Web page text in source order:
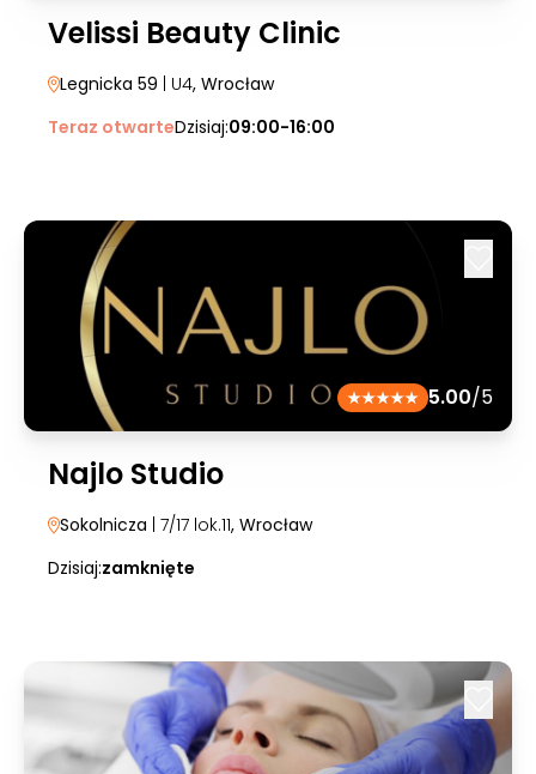
Velissi Beauty Clinic
Legnicka 59 | U4, Wrocław
Teraz otwarteDzisiaj:09:00-16:00
5.00/5
Najlo Studio
Sokolnicza | 7/17 lok.11, Wrocław
Dzisiaj:zamknięte